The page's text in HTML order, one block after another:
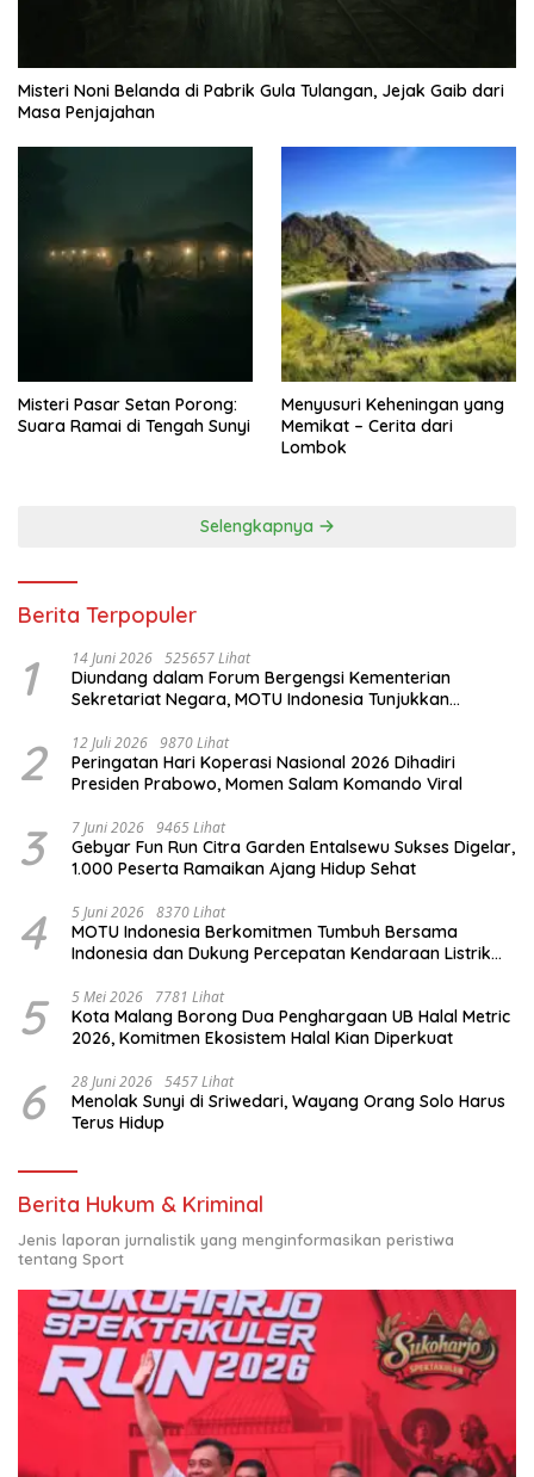
Misteri Noni Belanda di Pabrik Gula Tulangan, Jejak Gaib dari
Masa Penjajahan
Misteri Pasar Setan Porong:
Suara Ramai di Tengah Sunyi
Menyusuri Keheningan yang
Memikat – Cerita dari
Lombok
Selengkapnya
Berita Terpopuler
1 14 Juni 2026 525657 Lihat
Diundang dalam Forum Bergengsi Kementerian
Sekretariat Negara, MOTU Indonesia Tunjukkan
2 12 Juli 2026 9870 Lihat
Peringatan Hari Koperasi Nasional 2026 Dihadiri
Presiden Prabowo, Momen Salam Komando Viral
3 7 Juni 2026 9465 Lihat
Gebyar Fun Run Citra Garden Entalsewu Sukses Digelar,
1.000 Peserta Ramaikan Ajang Hidup Sehat
4 5 Juni 2026 8370 Lihat
MOTU Indonesia Berkomitmen Tumbuh Bersama
Indonesia dan Dukung Percepatan Kendaraan Listrik
5 5 Mei 2026 7781 Lihat
Kota Malang Borong Dua Penghargaan UB Halal Metric
2026, Komitmen Ekosistem Halal Kian Diperkuat
6 28 Juni 2026 5457 Lihat
Menolak Sunyi di Sriwedari, Wayang Orang Solo Harus
Terus Hidup
Berita Hukum & Kriminal
Jenis laporan jurnalistik yang menginformasikan peristiwa
tentang Sport